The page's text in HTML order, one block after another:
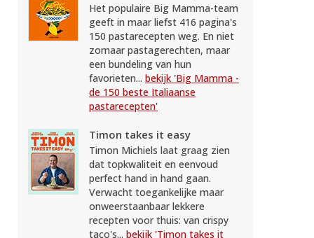
Het populaire Big Mamma-team
geeft in maar liefst 416 pagina's
150 pastarecepten weg. En niet
zomaar pastagerechten, maar
een bundeling van hun
favorieten... bekijk 'Big Mamma -
de 150 beste Italiaanse
pastarecepten'
Timon takes it easy
Timon Michiels laat graag zien
dat topkwaliteit en eenvoud
perfect hand in hand gaan.
Verwacht toegankelijke maar
onweerstaanbaar lekkere
recepten voor thuis: van crispy
taco's... bekijk 'Timon takes it